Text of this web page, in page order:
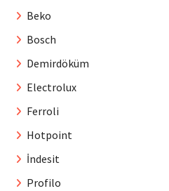
Beko
Bosch
Demirdöküm
Electrolux
Ferroli
Hotpoint
İndesit
Profilo